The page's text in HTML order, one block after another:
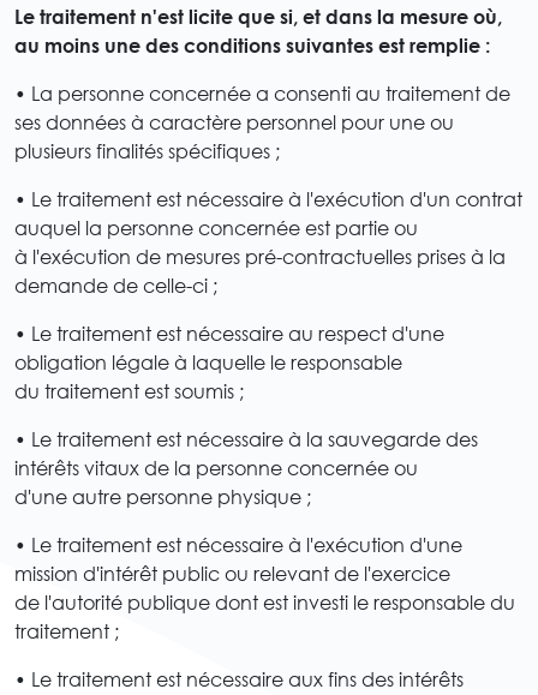
Le traitement n'est licite que si, et dans la mesure où,
au moins une des conditions suivantes est remplie :
• La personne concernée a consenti au traitement de
ses données à caractère personnel pour une ou
plusieurs finalités spécifiques ;
• Le traitement est nécessaire à l'exécution d'un contrat
auquel la personne concernée est partie ou
à l'exécution de mesures pré-contractuelles prises à la
demande de celle-ci ;
• Le traitement est nécessaire au respect d'une
obligation légale à laquelle le responsable
du traitement est soumis ;
• Le traitement est nécessaire à la sauvegarde des
intérêts vitaux de la personne concernée ou
d'une autre personne physique ;
• Le traitement est nécessaire à l'exécution d'une
mission d'intérêt public ou relevant de l'exercice
de l'autorité publique dont est investi le responsable du
traitement ;
• Le traitement est nécessaire aux fins des intérêts